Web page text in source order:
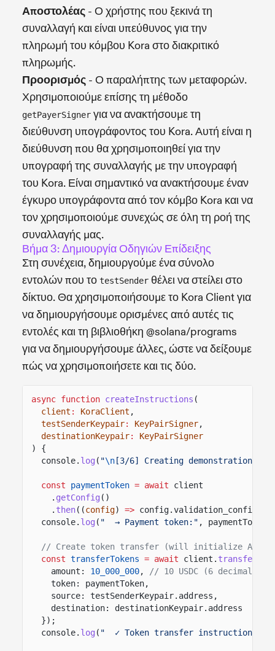
Αποστολέας - Ο χρήστης που ξεκινά τη
συναλλαγή και είναι υπεύθυνος για την
πληρωμή του κόμβου Kora στο διακριτικό
πληρωμής.
Προορισμός - Ο παραλήπτης των μεταφορών.
Χρησιμοποιούμε επίσης τη μέθοδο
getPayerSigner για να ανακτήσουμε τη
διεύθυνση υπογράφοντος του Kora. Αυτή είναι η
διεύθυνση που θα χρησιμοποιηθεί για την
υπογραφή της συναλλαγής με την υπογραφή
του Kora. Είναι σημαντικό να ανακτήσουμε έναν
έγκυρο υπογράφοντα από τον κόμβο Kora και να
τον χρησιμοποιούμε συνεχώς σε όλη τη ροή της
συναλλαγής μας.
Βήμα 3: Δημιουργία Οδηγιών Επίδειξης
Στη συνέχεια, δημιουργούμε ένα σύνολο
εντολών που το testSender θέλει να στείλει στο
δίκτυο. Θα χρησιμοποιήσουμε το Kora Client για
να δημιουργήσουμε ορισμένες από αυτές τις
εντολές και τη βιβλιοθήκη @solana/programs
για να δημιουργήσουμε άλλες, ώστε να δείξουμε
πώς να χρησιμοποιήσετε και τις δύο.
async function createInstructions (
client : KoraClient ,
testSenderKeypair: KeyPairSigner,
destinationKeypair:
KeyPairSigner
) {
console. log ( "\n [3/6] Creating demonstration
const paymentToken = await
client
. getConfig ()
. then((config) =>
console. log ( "  → Payment token:" ,
// Create token transfer (will initialize ATA if
const transferTokens = await client.
amount:
10_000_000,
// 10 USDC (6 decimals)
token: paymentToken,
source: testSenderKeypair.address,
destination: destinationKeypair.address
});
console. log ( "  ✓ Token transfer instruction